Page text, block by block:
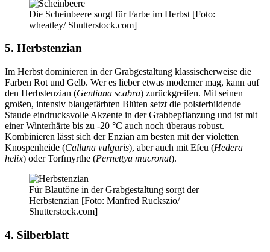
Die Scheinbeere sorgt für Farbe im Herbst [Foto:
wheatley/ Shutterstock.com]
5. Herbstenzian
Im Herbst dominieren in der Grabgestaltung klassischerweise die
Farben Rot und Gelb. Wer es lieber etwas moderner mag, kann auf
den Herbstenzian (Gentiana scabra) zurückgreifen. Mit seinen
großen, intensiv blaugefärbten Blüten setzt die polsterbildende
Staude eindrucksvolle Akzente in der Grabbepflanzung und ist mit
einer Winterhärte bis zu -20 °C auch noch überaus robust.
Kombinieren lässt sich der Enzian am besten mit der violetten
Knospenheide (Calluna vulgaris), aber auch mit Efeu (Hedera
helix) oder Torfmyrthe (Pernettya mucronat).
Für Blautöne in der Grabgestaltung sorgt der
Herbstenzian [Foto: Manfred Ruckszio/
Shutterstock.com]
4. Silberblatt